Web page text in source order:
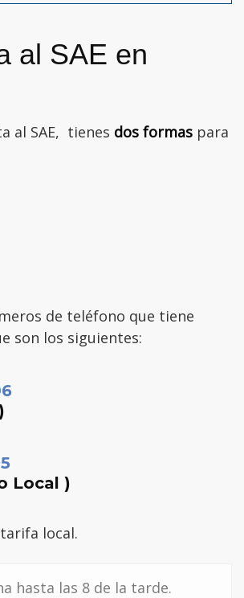
al SAE en
al SAE, tienes dos formas para
de teléfono que tiene
son los siguientes:
Local )
local.
hasta las 8 de la tarde.